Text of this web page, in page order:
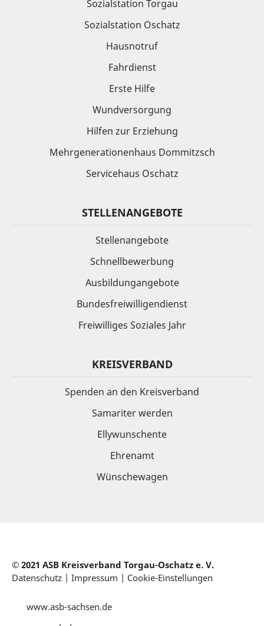
Sozialstation Torgau
Sozialstation Oschatz
Hausnotruf
Fahrdienst
Erste Hilfe
Wundversorgung
Hilfen zur Erziehung
Mehrgenerationenhaus Dommitzsch
Servicehaus Oschatz
STELLENANGEBOTE
Stellenangebote
Schnellbewerbung
Ausbildungangebote
Bundesfreiwilligendienst
Freiwilliges Soziales Jahr
KREISVERBAND
Spenden an den Kreisverband
Samariter werden
Ellywunschente
Ehrenamt
Wünschewagen
© 2021 ASB Kreisverband Torgau-Oschatz e. V.
Datenschutz | Impressum | Cookie-Einstellungen
www.asb-sachsen.de